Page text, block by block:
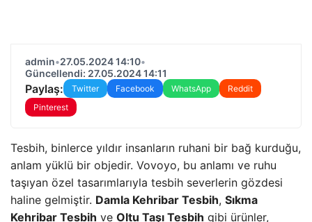
admin•27.05.2024 14:10•
Güncellendi: 27.05.2024 14:11
Paylaş: Twitter Facebook WhatsApp
Reddit
Pinterest
Tesbih, binlerce yıldır insanların ruhani bir bağ kurduğu,
anlam yüklü bir objedir. Vovoyo, bu anlamı ve ruhu
taşıyan özel tasarımlarıyla tesbih severlerin gözdesi
haline gelmiştir. Damla Kehribar Tesbih, Sıkma
Kehribar Tesbih ve Oltu Taşı Tesbih gibi ürünler,